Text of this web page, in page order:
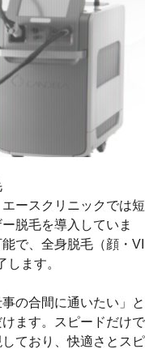
ースクリニックでは短
脱毛を導入していま
で、全身脱毛（顔・VI
ます。
の合間に通いたい」と
ます。スピードだけで
ており、快適さとスピ